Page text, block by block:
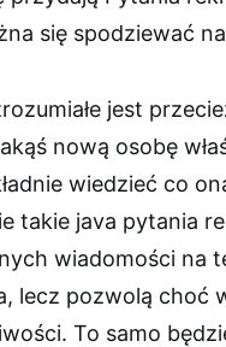
się spodziewać
jest
nową osobę
wiedzieć co
takie java pytania
wiadomości na
lecz pozwolą choć
To samo